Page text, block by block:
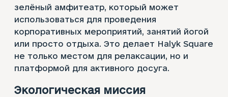
зелёный амфитеатр, который может
использоваться для проведения
корпоративных мероприятий, занятий йогой
или просто отдыха. Это делает Halyk Square
не только местом для релаксации, но и
платформой для активного досуга.
Экологическая миссия